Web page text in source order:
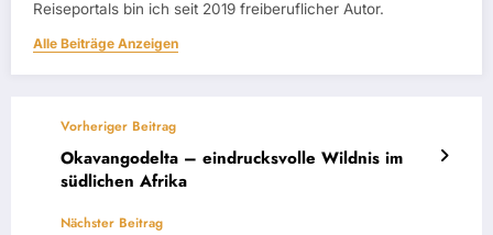
Reiseportals bin ich seit 2019 freiberuflicher Autor.
Alle Beiträge Anzeigen
Vorheriger Beitrag
Okavangodelta – eindrucksvolle Wildnis im
südlichen Afrika
Nächster Beitrag